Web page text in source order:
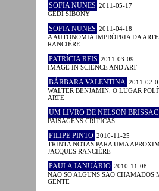
SOFIA NUNES 2011-05-17
GEDI SIBONY
SOFIA NUNES 2011-04-18
A AUTONOMIA IMPRÓPRIA DA
RANCIÈRE
PATRÍCIA REIS 2011-03-09
IMAGE IN SCIENCE AND ART
BÁRBARA VALENTINA 2011-02-
WALTER BENJAMIN. O LUGAR
ARTE
UM LIVRO DE NELSON BRISSAC
PAISAGENS CRÍTICAS
FILIPE PINTO 2010-11-25
TRINTA NOTAS PARA UMA
JACQUES RANCIÈRE
PAULA JANUÁRIO 2010-11-08
NÃO SÓ ALGUNS SÃO CHAMADOS
GENTE